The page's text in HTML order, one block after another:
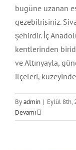
bugüne uzanan
gezebilrisiniz.
şehirdir. İç
kentlerinden
ve Altınyayla,
ilçeleri,
Byadmin | Eylül 8th,
Devamı